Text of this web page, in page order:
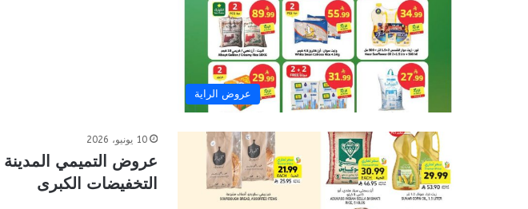
عروض الراية
10 يونيو، 2026
التخفيضات الكبرى